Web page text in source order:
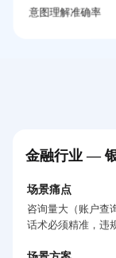
意图理解准确率
金融行业 —
场景痛点
咨询量大（账户查
话术必须精准，违